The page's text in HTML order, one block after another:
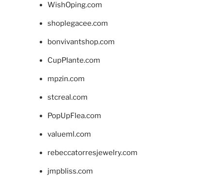
WishOping.com
shoplegacee.com
bonvivantshop.com
CupPlante.com
mpzin.com
stcreal.com
PopUpFlea.com
valueml.com
rebeccatorresjewelry.com
jmpbliss.com